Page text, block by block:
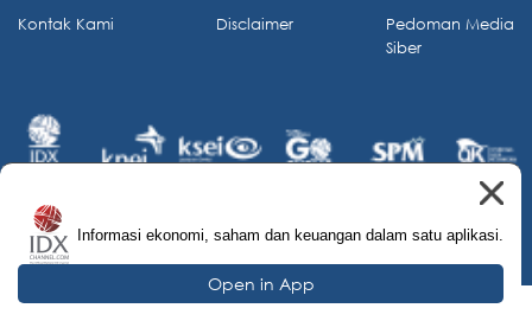
Kontak Kami
Disclaimer
Pedoman Media
Siber
© 2026 IDX Channel. All Rights Reserved.
Informasi ekonomi, saham dan keuangan dalam satu aplikasi.
Open in App